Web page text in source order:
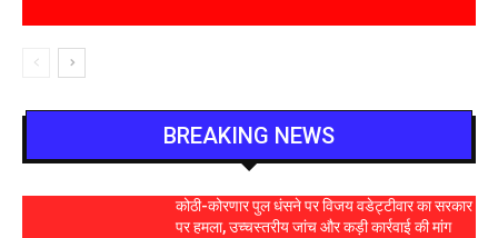
BREAKING NEWS
कोठी-कोरणार पुल धंसने पर विजय वडेट्टीवार का सरकार
पर हमला, उच्चस्तरीय जांच और कड़ी कार्रवाई की मांग